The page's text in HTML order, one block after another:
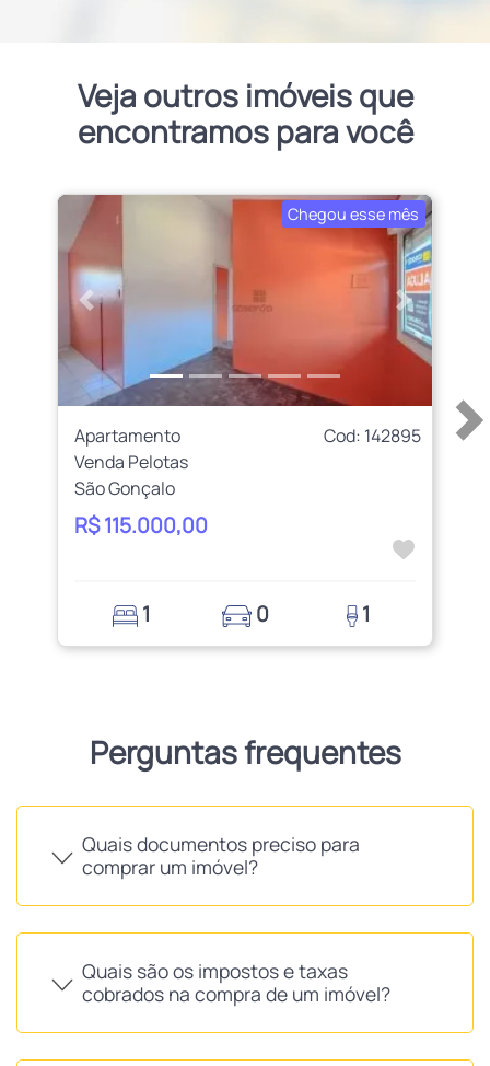
Veja outros imóveis que
encontramos para você
Chegou esse mês
Anterior Próximo
Apartamento
Cod: 142895
Venda Pelotas
São Gonçalo
R$ 115.000,00
1 0 1
Perguntas frequentes
Quais documentos preciso para
comprar um imóvel?
Quais são os impostos e taxas
cobrados na compra de um imóvel?